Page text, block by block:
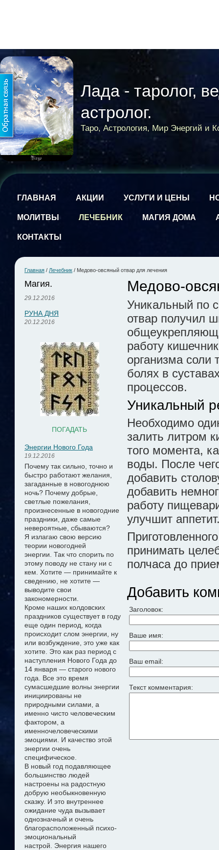
Лада - таролог,
астролог.
Таро, Астрология, Мир Энергий и
ГЛАВНАЯ АКЦИИ УСЛУГИ И ЦЕНЫ
МОЛИТВЫ ЛЕЧЕБНИК МАГИЯ ДОМА
КОНТАКТЫ
Главная / Лечебник / Медово-овсяный отвар для лечения
Магия.
29.12.2016
РУНА ДНЯ
20.12.2016
ПОГАДАТЬ
Энергии Нового Года
19.12.2016
Почему так сильно, точно и
быстро работают желания,
загаданные в новогоднюю
ночь? Почему добрые,
светлые пожелания,
произнесенные в новогодние
праздники, даже самые
невероятные, сбываются?
Я излагаю свою версию
теории новогодней
энергии. Так что спорить по
этому поводу не стану ни с
кем. Хотите — принимайте к
сведению, не хотите —
выводите свои
закономерности.
Кроме наших колдовских
праздников существует в году
еще один период, когда
происходит слом энергии, ну
или возбуждение, это уже как
хотите. Это как раз период с
наступления Нового Года до
14 января — старого нового
года. Все это время
сумасшедшие волны энергии
инициированы не
природными силами, а
именно чисто человеческим
фактором, а
именночеловеческими
эмоциями. И качество этой
энергии очень
специфическое.
В новый год подавляющее
большинство людей
настроены на радостную
добрую необыкновенную
сказку. И это внутреннее
ожидание чуда вызывает
однозначный и очень
благорасположенный психо-
эмоциональный
настрой
Энергия нашего
Медово-
Уникальный по
отвар получил
работу
организма соли
болях в
процессов.
Уникальный
Необходимо
залить литром
того момента,
воды. После
добавить
добавить
работу
улучшит
принимать
полчаса до
Добавить
Заголовок:
Ваше имя:
Ваш email:
Текст комментария: